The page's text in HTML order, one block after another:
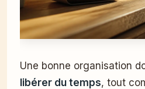
Une bonne organisation
libérer du temps, tout